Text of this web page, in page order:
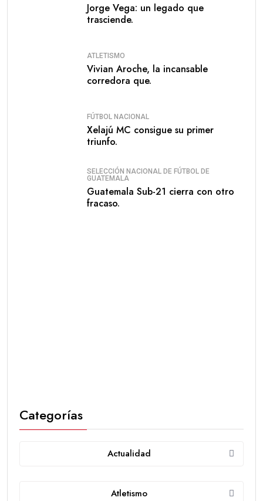
Jorge Vega: un legado que
trasciende.
ATLETISMO
Vivian Aroche, la incansable
corredora que.
FÚTBOL NACIONAL
Xelajú MC consigue su primer
triunfo.
SELECCIÓN NACIONAL DE FÚTBOL DE
GUATEMALA
Guatemala Sub-21 cierra con otro
fracaso.
Categorías
Actualidad
Atletismo